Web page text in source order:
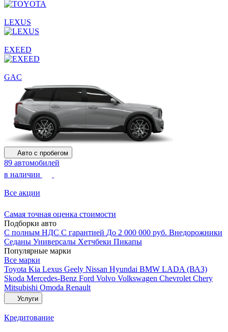
LEXUS
EXEED
GAC
Авто с пробегом
89 автомобилей
в наличии
Все акции
Самая точная оценка стоимости
Подборки авто
С полным НДС С гарантией До 2 000 000 руб. Внедорожники
Седаны Универсалы Хетчбеки Пикапы
Популярные марки
Все марки
Toyota Kia Lexus Geely Nissan Hyundai BMW LADA (ВАЗ)
Skoda Mercedes-Benz Ford Volvo Volkswagen Chevrolet Chery
Mitsubishi Omoda Renault
Услуги
Кредитование